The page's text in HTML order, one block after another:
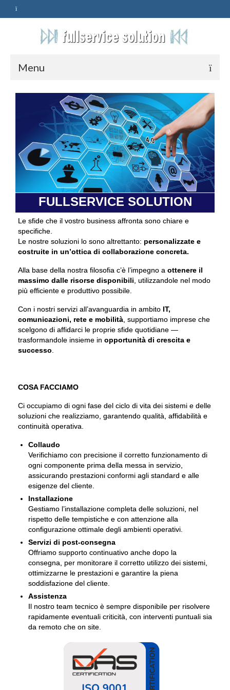
Menu
HOME
ASSISTENZA
POLITICA
Qualità
PRIVACY
CONTATTI
FULLSERVICE SOLUTION
Le sfide che il vostro business affronta sono chiare e
specifiche.
Le nostre soluzioni lo sono altrettanto: personalizzate e
costruite in un’ottica di collaborazione concreta.
Alla base della nostra filosofia c’è l’impegno a ottenere il
massimo dalle risorse disponibili , utilizzandole nel modo
più efficiente e produttivo possibile.
Con i nostri servizi all’avanguardia in ambito IT,
comunicazioni, rete e mobilità , supportiamo imprese che
scelgono di affidarci le proprie sfide quotidiane —
trasformandole insieme in opportunità di crescita e
successo
COSA FACCIAMO
Ci occupiamo di ogni fase del ciclo di vita dei sistemi e delle
soluzioni che realizziamo, garantendo qualità, affidabilità e
continuità operativa.
Collaudo
Verifichiamo con precisione il corretto funzionamento di
ogni componente prima della messa in servizio,
assicurando prestazioni conformi agli standard e alle
esigenze del cliente.
Installazione
Gestiamo l’installazione completa delle soluzioni, nel
rispetto delle tempistiche e con attenzione alla
configurazione ottimale degli ambienti operativi.
Servizi di post-consegna
Offriamo supporto continuativo anche dopo la
consegna, per monitorare il corretto utilizzo dei sistemi,
ottimizzarne le prestazioni e garantire la piena
soddisfazione del cliente.
Assistenza
Il nostro team tecnico è sempre disponibile per risolvere
rapidamente eventuali criticità, con interventi puntuali sia
da remoto che on site.